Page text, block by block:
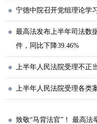
宁德中院召开党组理论学
最高法发布上半年司法数
件，同比下降39.46%
上半年人民法院受理不正
上半年人民法院受理各类
致敬“马背法官”！ 最高法